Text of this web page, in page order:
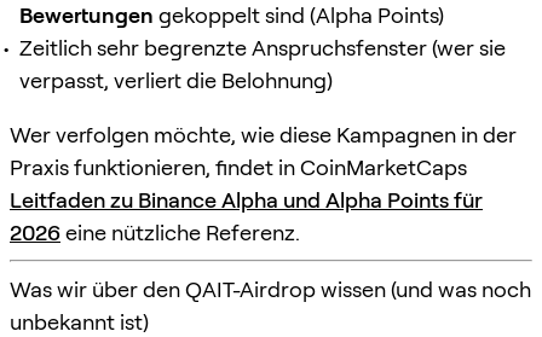
Bewertungen gekoppelt sind (Alpha Points)
Zeitlich sehr begrenzte Anspruchsfenster (wer sie
verpasst, verliert die Belohnung)
Wer verfolgen möchte, wie diese Kampagnen in der
Praxis funktionieren, findet in CoinMarketCaps
Leitfaden zu Binance Alpha und Alpha Points für
2026eine nützliche Referenz.
Was wir über den QAIT-Airdrop wissen (und was noch
unbekannt ist)